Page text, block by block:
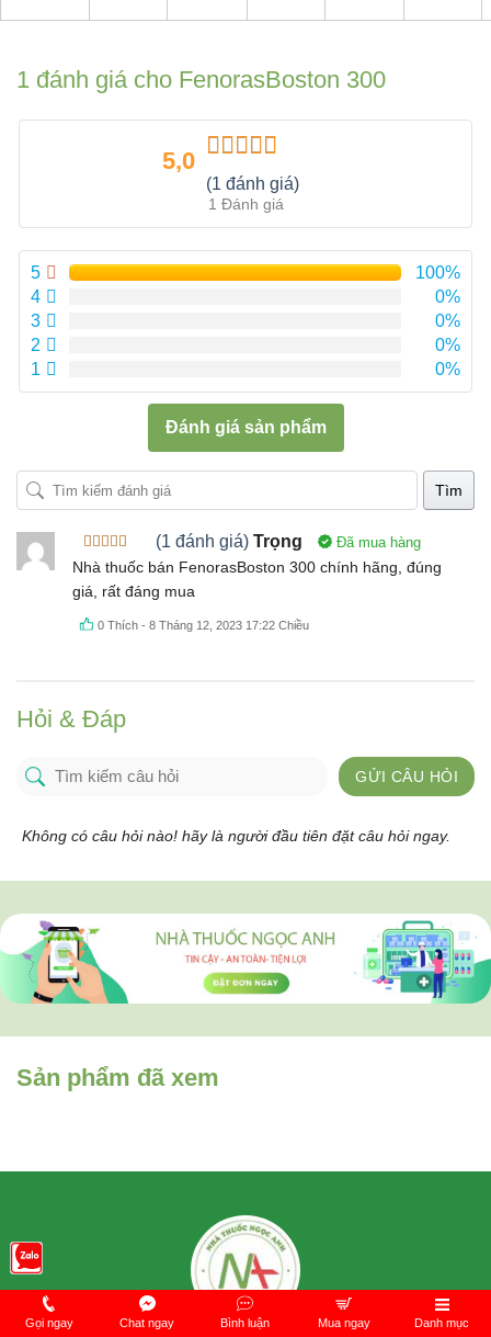
1 đánh giá cho FenorasBoston 300
5,0
Được xếp
hạng 5.00
sao
(1 đánh giá)
1 Đánh giá
5
100%
4
0%
3
0%
2
0%
1
0%
Đánh giá sản phẩm
Tìm
Được xếp
hạng55
sao
(1 đánh giá) Trọng Đã mua hàng
Nhà thuốc bán FenorasBoston 300 chính hãng, đúng
giá, rất đáng mua
0 Thích -8 Tháng 12, 2023 17:22 Chiều
Hỏi & Đáp
GỬI CÂU HỎI
Không có câu hỏi nào! hãy là người đầu tiên đặt câu hỏi ngay.
Sản phẩm đã xem
Gọi ngay Chat ngay Bình luận Mua ngay Danh mục